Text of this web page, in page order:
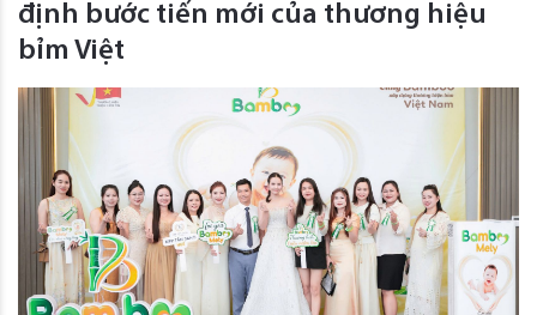
định bước tiến mới của thương hiệu
bỉm Việt